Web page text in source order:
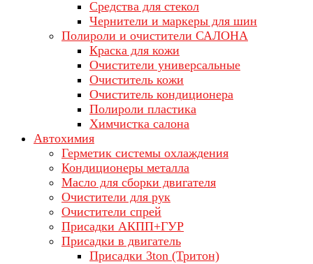
Средства для стекол
Чернители и маркеры для шин
Полироли и очистители САЛОНА
Краска для кожи
Очистители универсальные
Очиститель кожи
Очиститель кондиционера
Полироли пластика
Химчистка салона
Автохимия
Герметик системы охлаждения
Кондиционеры металла
Масло для сборки двигателя
Очистители для рук
Очистители спрей
Присадки АКПП+ГУР
Присадки в двигатель
Присадки 3ton (Тритон)